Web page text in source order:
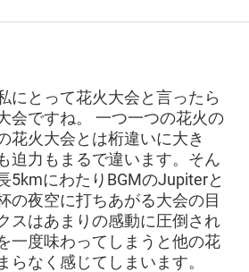
にとって花火大会と言ったら
会ですね。 一つ一つの花火の
花火大会とは桁違いに大き
迫力もまるで違います。そん
5kmにわたりBGMのJupiterと
の夜空に打ちあがる大会の目
スはあまりの感動に圧倒され
一度味わってしまうと他の花
らなく感じてしまいます。